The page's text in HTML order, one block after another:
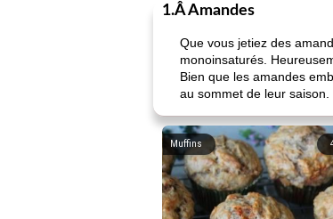
1.Â Amandes
Que vous jetiez des
monoinsaturés.
Bien que les amandes
au sommet de leur saison.
Muffins